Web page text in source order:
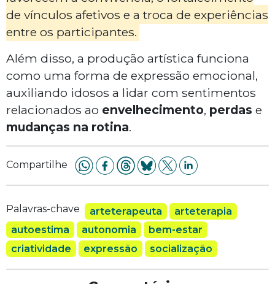
de vínculos afetivos e a troca de experiências
entre os participantes.
Além disso, a produção artística funciona
como uma forma de expressão emocional,
auxiliando idosos a lidar com sentimentos
relacionados ao envelhecimento, perdas e
mudanças na rotina.
Compartilhe
Palavras-chave arteterapeuta
arteterapia
autoestima
autonomia
bem-estar
criatividade
expressão socialização